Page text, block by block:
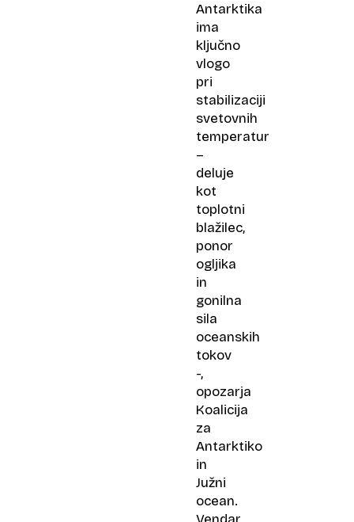
Antarktika
ima
ključno
vlogo
pri
stabilizaciji
svetovnih
temperatur
–
deluje
kot
toplotni
blažilec,
ponor
ogljika
in
gonilna
sila
oceanskih
tokov
-,
opozarja
Koalicija
za
Antarktiko
in
Južni
ocean.